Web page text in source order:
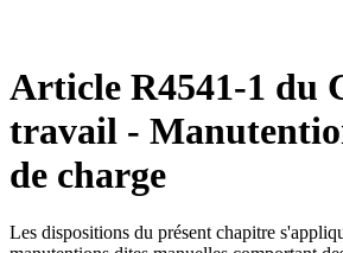
Article R4541-1 du
travail -
de charge
Les dispositions du présent chapitre